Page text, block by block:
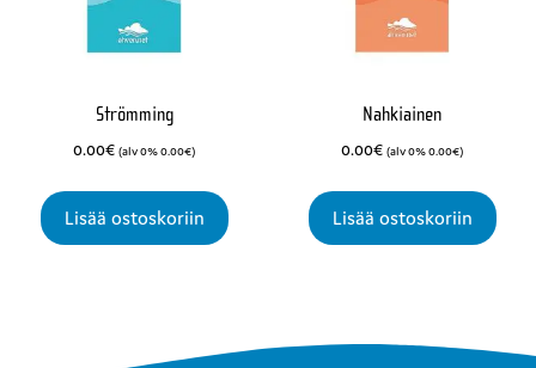
Strömming
0.00€ (alv 0%0.00€)
Lisää ostoskoriin
Nahkiainen
0.00€ (alv 0%0.00€)
Lisää ostoskoriin